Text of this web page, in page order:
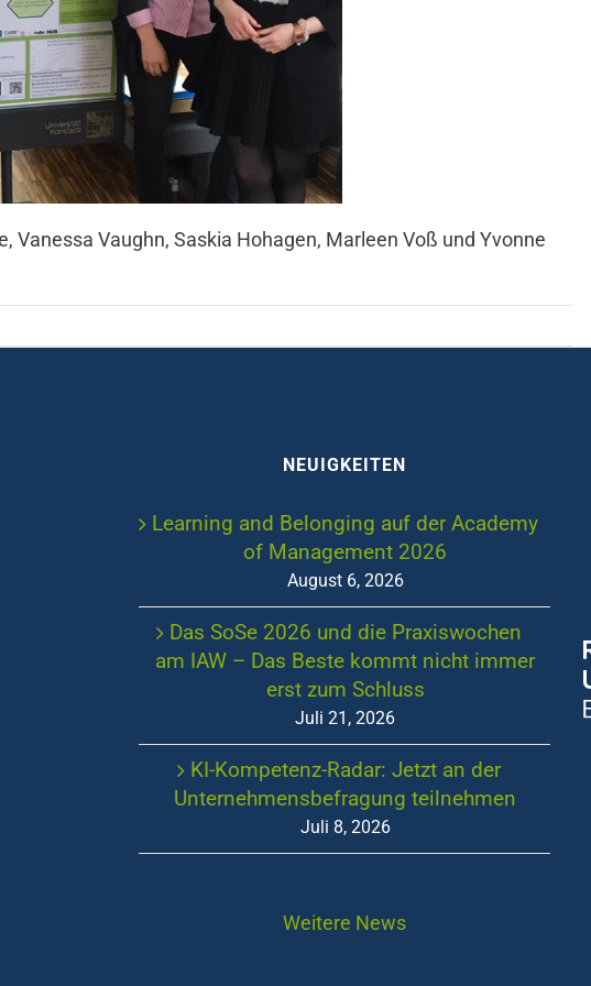
Vanessa Vaughn, Saskia Hohagen, Marleen Voß und Yvonne
NEUIGKEITEN
Learning and Belonging auf der Academy
of Management 2026
August 6, 2026
Das SoSe 2026 und die Praxiswochen
am IAW – Das Beste kommt nicht immer
erst zum Schluss
Juli 21, 2026
KI-Kompetenz-Radar: Jetzt an der
Unternehmensbefragung teilnehmen
Juli 8, 2026
Weitere News